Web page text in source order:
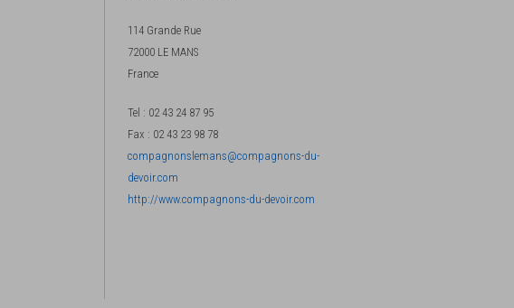
114 Grande Rue
72000 LE MANS
France
Tel : 02 43 24 87 95
Fax : 02 43 23 98 78
compagnonslemans@compagnons-du-
devoir.com
http://www.compagnons-du-devoir.com